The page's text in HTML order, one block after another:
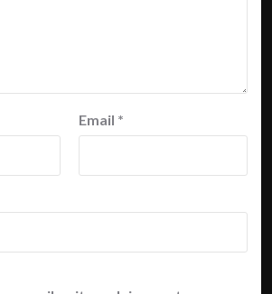
Email *